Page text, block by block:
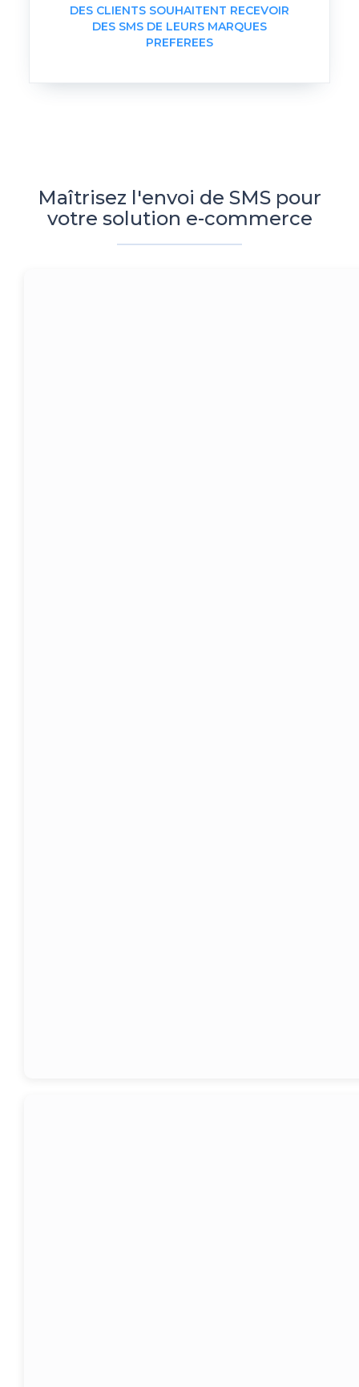
DES CLIENTS SOUHAITENT RECEVOIR
DES SMS DE LEURS MARQUES
PREFEREES
Maîtrisez l'envoi de SMS pour
votre solution e-commerce